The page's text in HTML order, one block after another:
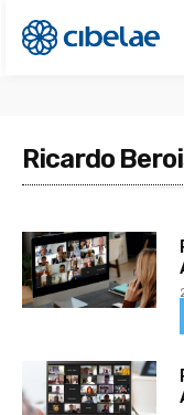
Ricardo